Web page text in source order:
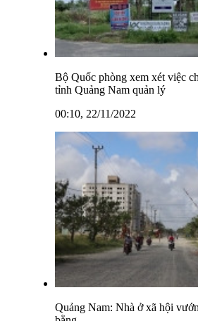
Bộ Quốc phòng xem xét việc
tỉnh Quảng Nam quản lý
00:10, 22/11/2022
Quảng Nam: Nhà ở xã hội